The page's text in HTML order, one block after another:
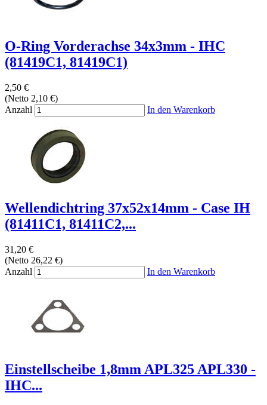
O-Ring Vorderachse 34x3mm - IHC
(81419C1, 81419C1)
2,50 €
(Netto 2,10 €)
Anzahl
In den Warenkorb
Wellendichtring 37x52x14mm - Case IH
(81411C1, 81411C2,...
31,20 €
(Netto 26,22 €)
Anzahl
In den Warenkorb
Einstellscheibe 1,8mm APL325 APL330 -
IHC...